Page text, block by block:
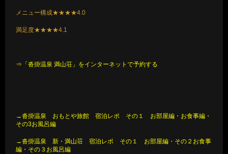
メニュー構成★★★★4.0
満足度★★★★4.1
⇒「沓掛温泉 満山荘」をインターネットで予約する
→沓掛温泉 おもとや旅館 宿泊レポ その１ お部屋編 ・ お食事編 ・
その3お風呂編
→沓掛温泉 新・満山荘 宿泊レポ その１ お部屋編 ・ その２お食事
編 ・ その３お風呂編